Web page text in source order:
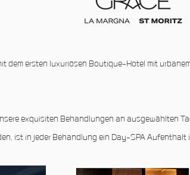
dem ersten luxuriösen Boutique-Hotel mit
exquisiten Behandlungen an ausgewählten
ist in jeder Behandlung ein Day-SPA Aufenthalt